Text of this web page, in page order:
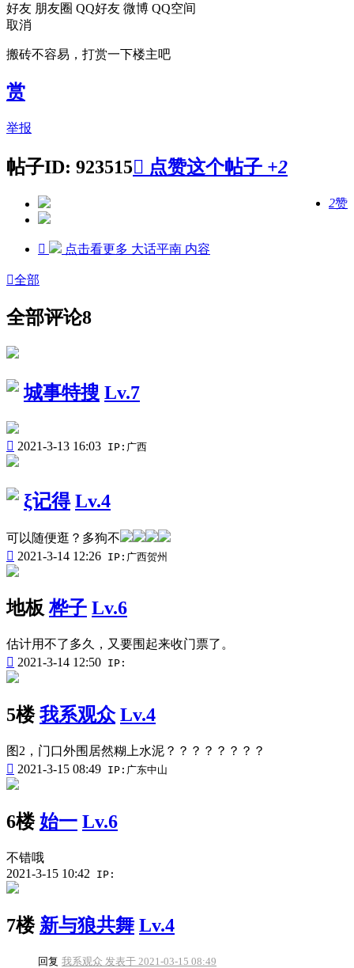
好友 朋友圈 QQ好友 微博 QQ空间
取消
搬砖不容易，打赏一下楼主吧
赏
举报
帖子ID: 923515 点赞这个帖子 +2
2赞
 点击看更多 大话平南 内容
全部
全部评论8
城事特搜 Lv.7
 2021-3-13 16:03 IP:广西
ξ记得 Lv.4
可以随便逛？多狗不
 2021-3-14 12:26 IP:广西贺州
地板 桦子 Lv.6
估计用不了多久，又要围起来收门票了。
 2021-3-14 12:50 IP:
5楼 我系观众 Lv.4
图2，门口外围居然糊上水泥？？？？？？？？
 2021-3-15 08:49 IP:广东中山
6楼 始一 Lv.6
不错哦
2021-3-15 10:42 IP:
7楼 新与狼共舞 Lv.4
回复 我系观众 发表于 2021-03-15 08:49